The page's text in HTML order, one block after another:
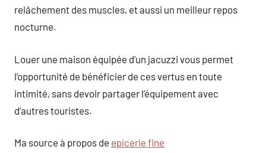
relâchement des muscles, et aussi un meilleur repos
nocturne.
Louer une maison équipée d’un jacuzzi vous permet
l’opportunité de bénéficier de ces vertus en toute
intimité, sans devoir partager l’équipement avec
d’autres touristes.
Ma source à propos de epicerie fine